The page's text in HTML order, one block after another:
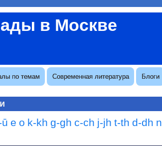
в Москве
по темам Современная литература Блоги
e o k-kh g-gh c-ch j-jh t-th d-dh n